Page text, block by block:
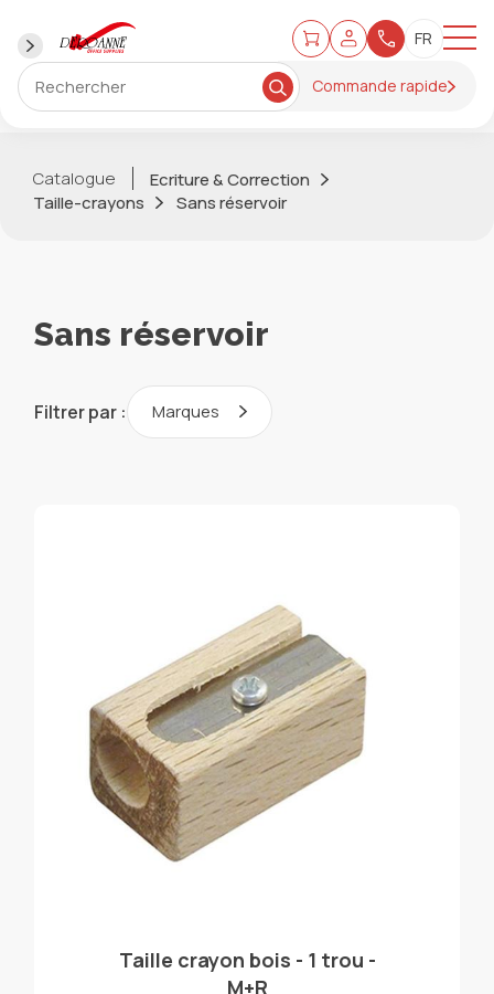
Commande rapide
Catalogue
Ecriture & Correction
Taille-crayons
Sans réservoir
Sans réservoir
Filtrer par : Marques
Taille crayon bois - 1 trou -
M+R